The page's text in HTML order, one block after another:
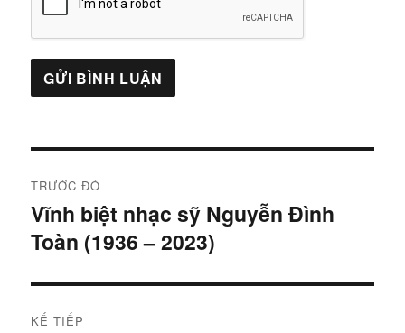
hướng
bài
viết
TRƯỚC ĐÓ
Bài
trước:
Vĩnh biệt nhạc sỹ Nguyễn Đình
Toàn (1936 – 2023)
KẾ TIẾP